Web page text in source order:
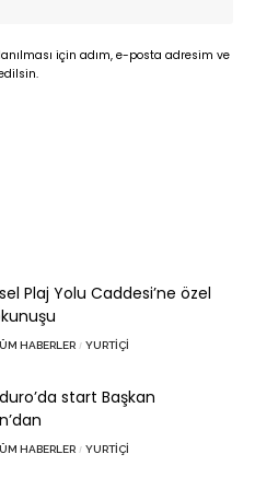
için adım, e-posta adresim ve
Plaj Yolu Caddesi’ne özel
HABERLER YURTIÇI
start Başkan
HABERLER YURTIÇI